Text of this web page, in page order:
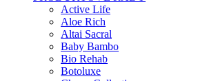
Active Life
Aloe Rich
Altai Sacral
Baby Bambo
Bio Rehab
Botoluxe